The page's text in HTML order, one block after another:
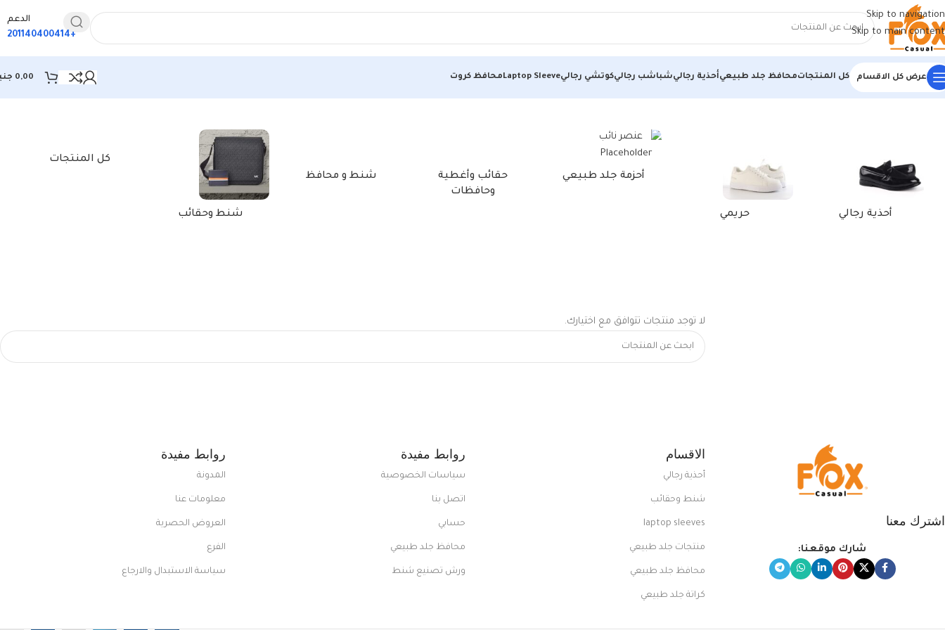
Skip to navigation
Skip to main content
الدعم
+201140400414
عرض كل الاقسام كل المنتجاتمحافظ جلد طبيعيأحذية رجاليشباشب رجاليكوتشي رجاليLaptop Sleeveمحافظ كروت 0,00
الرئيسية/منتجات تحت الوسم “محفظة جلد طبيعي RFID هافان”
أحذية رجالي حريمي
أحزمة جلد طبيعي
حقائب وأغطية
وحافظات
شنط و محافظ
شنط وحقائب
كل المنتجات
لا توجد منتجات تتوافق مع اختيارك.
اشترك معنا
شارك موقعنا:
الاقسام
أحذية رجالي
شنط وحقائب
laptop sleeves
منتجات جلد طبيعي
محافظ جلد طبيعي
كراتة جلد طبيعي
روابط مفيدة
سياسات الخصوصية
اتصل بنا
حسابي
محافظ جلد طبيعي
ورش تصنيع شنط
روابط مفيدة
المدونة
معلومات عنا
العروض الحصرية
الفرع
سياسة الاستبدال والارجاع